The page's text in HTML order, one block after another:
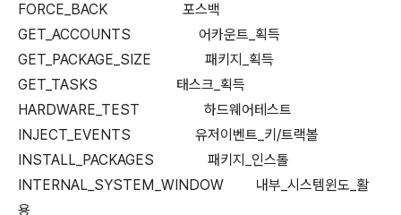
FORCE_BACK 포스백
GET_ACCOUNTS 어카운트_획득
GET_PACKAGE_SIZE 패키지_획득
GET_TASKS 태스크_획득
HARDWARE_TEST 하드웨어테스트
INJECT_EVENTS 유저이벤트_키/트랙볼
INSTALL_PACKAGES 패키지_인스톨
INTERNAL_SYSTEM_WINDOW 내부_시스템윈도_활
용